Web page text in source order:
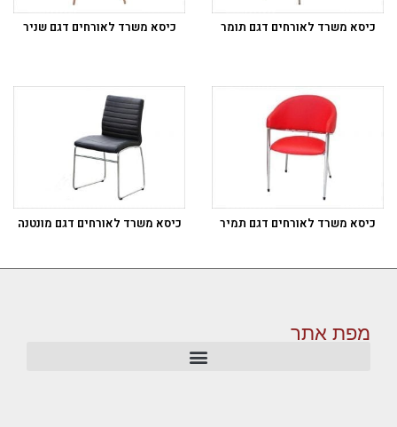
כיסא משרד לאורחים דגם תומר כיסא משרד לאורחים דגם שניר
כיסא משרד לאורחים דגם תמיר כיסא משרד לאורחים דגם מונטנה
מפת אתר